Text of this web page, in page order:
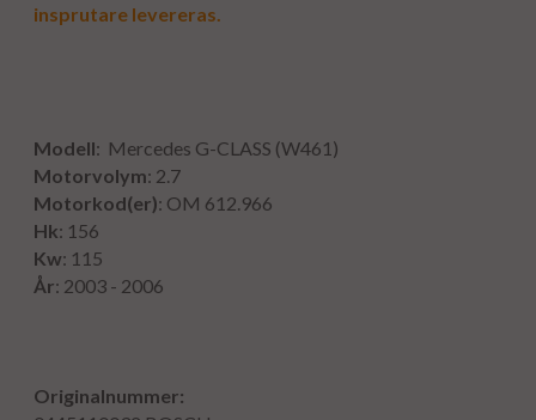
insprutare levereras.
Modell: Mercedes G-CLASS (W461)
Motorvolym: 2.7
Motorkod(er): OM 612.966
Hk: 156
Kw: 115
År: 2003 - 2006
Originalnummer: